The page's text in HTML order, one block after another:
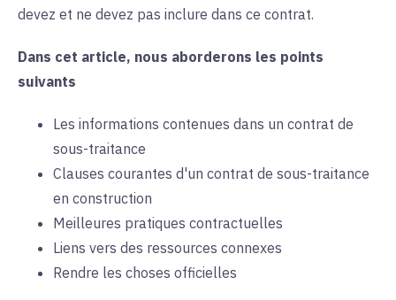
devez et ne devez pas inclure dans ce contrat.
Dans cet article, nous aborderons les points
suivants
Les informations contenues dans un contrat de
sous-traitance
Clauses courantes d'un contrat de sous-traitance
en construction
Meilleures pratiques contractuelles
Liens vers des ressources connexes
Rendre les choses officielles